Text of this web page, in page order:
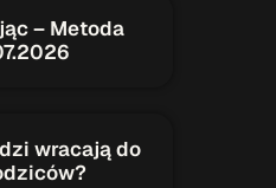
Informacyjny
14:05
– Metoda
wracają do